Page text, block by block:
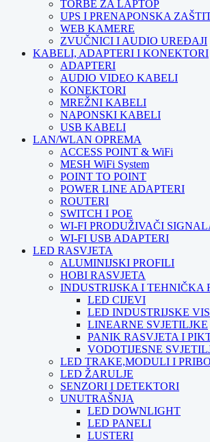
TORBE ZA LAPTOP
UPS I PRENAPONSKA
WEB KAMERE
ZVUČNICI I AUDIO UREĐAJI
KABELI, ADAPTERI I KONEKTORI
ADAPTERI
AUDIO VIDEO KABELI
KONEKTORI
MREŽNI KABELI
NAPONSKI KABELI
USB KABELI
LAN/WLAN OPREMA
ACCESS POINT & WiFi
MESH WiFi System
POINT TO POINT
POWER LINE ADAPTERI
ROUTERI
SWITCH I POE
WI-FI PRODUŽIVAČI
WI-FI USB ADAPTERI
LED RASVJETA
ALUMINIJSKI PROFILI
HOBI RASVJETA
INDUSTRIJSKA I TEHNIČKA
LED CIJEVI
LED INDUSTRIJSKE
LINEARNE SVJETILJKE
PANIK RASVJETA I
VODOTIJESNE
LED TRAKE,MODULI I
LED ŽARULJE
SENZORI I DETEKTORI
UNUTRAŠNJA
LED DOWNLIGHT
LED PANELI
LUSTERI